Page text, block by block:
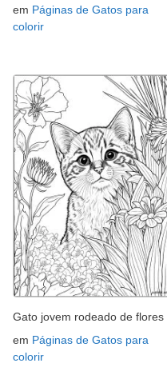
em Páginas de Gatos para
colorir
Gato jovem rodeado de flores
em Páginas de Gatos para
colorir